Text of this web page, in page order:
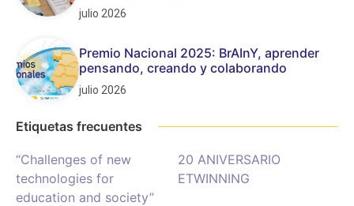
julio 2026
Premio Nacional 2025: BrAInY, aprender
pensando, creando y colaborando
julio 2026
Etiquetas frecuentes
“Challenges of new
technologies for
education and society”
20 ANIVERSARIO
ETWINNING